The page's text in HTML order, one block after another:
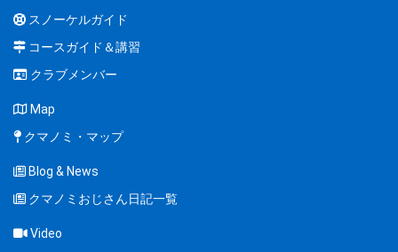
スノーケルガイド
コースガイド＆講習
クラブメンバー
Map
クマノミ・マップ
Blog & News
クマノミおじさん日記一覧
Video